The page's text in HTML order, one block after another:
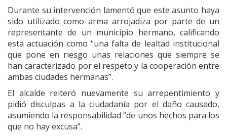
Durante su intervención lamentó que este asunto haya
sido utilizado como arma arrojadiza por parte de un
representante de un municipio hermano, calificando
esta actuación como “una falta de lealtad institucional
que pone en riesgo unas relaciones que siempre se
han caracterizado por el respeto y la cooperación entre
ambas ciudades hermanas”.
El alcalde reiteró nuevamente su arrepentimiento y
pidió disculpas a la ciudadanía por el daño causado,
asumiendo la responsabilidad “de unos hechos para los
que no hay excusa”.